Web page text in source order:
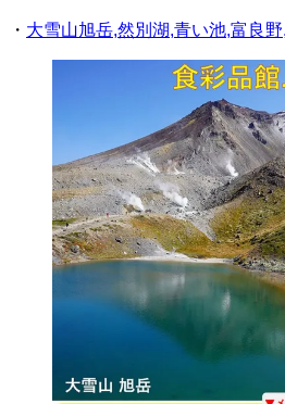
・ 大雪山旭岳,然別湖,青い池,富良